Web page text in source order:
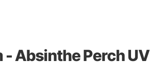
Absinthe Perch UV